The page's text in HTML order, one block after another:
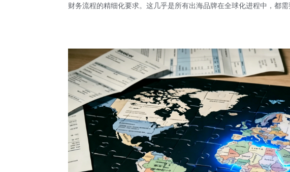
财务流程的精细化要求。这几乎是所有出海品牌在全球化进程中，都需